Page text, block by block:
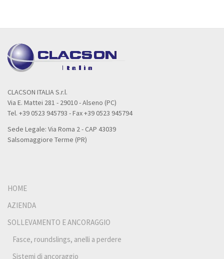
CLACSON ITALIA S.r.l.
Via E. Mattei 281 - 29010 - Alseno (PC)
Tel. +39 0523 945793 - Fax +39 0523 945794
Sede Legale: Via Roma 2 - CAP 43039
Salsomaggiore Terme (PR)
HOME
AZIENDA
SOLLEVAMENTO E ANCORAGGIO
Fasce, roundslings, anelli a perdere
Sistemi di ancoraggio